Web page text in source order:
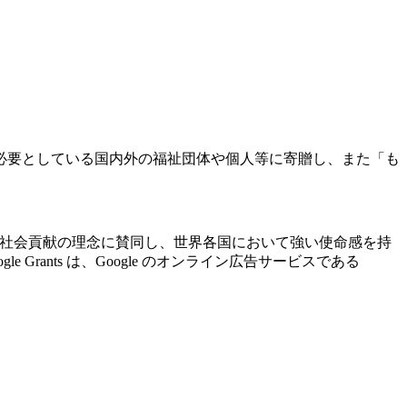
としている国内外の福祉団体や個人等に寄贈し、また「も
会貢献の理念に賛同し、世界各国において強い使命感を持
Grants は、Google のオンライン広告サービスである